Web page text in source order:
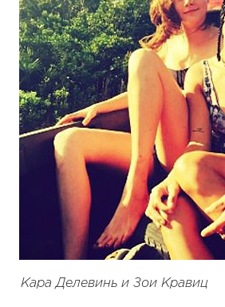
Кара Делевинь и Зои Кравиц